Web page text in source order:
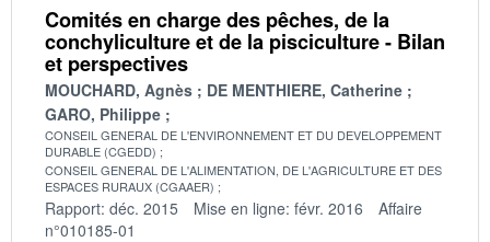
Comités en charge des pêches, de la
conchyliculture et de la pisciculture - Bilan
et perspectives
MOUCHARD, Agnès
DE MENTHIERE, Catherine
GARO, Philippe
CONSEIL GENERAL DE L'ENVIRONNEMENT ET DU DEVELOPPEMENT
DURABLE (CGEDD)
CONSEIL GENERAL DE L'ALIMENTATION, DE L'AGRICULTURE ET DES
ESPACES RURAUX (CGAAER)
Rapport: déc. 2015 Mise en ligne: févr. 2016
Affaire
n°010185-01